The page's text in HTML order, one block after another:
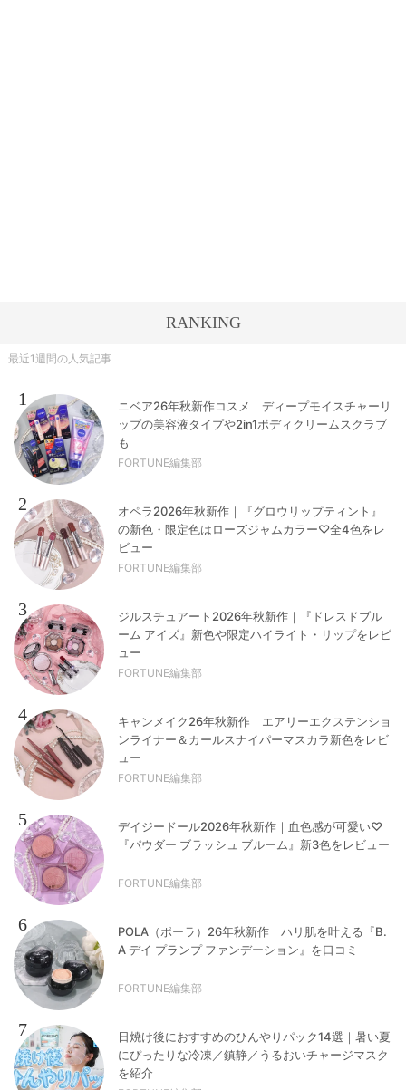
RANKING
最近1週間の人気記事
1
ニベア26年秋新作コスメ｜ディープモイスチャーリ
ップの美容液タイプや2in1ボディクリームスクラブ
も
FORTUNE編集部
2
オペラ2026年秋新作｜『グロウリップティント』
の新色・限定色はローズジャムカラー♡全4色をレ
ビュー
FORTUNE編集部
3
ジルスチュアート2026年秋新作｜『ドレスドブル
ーム アイズ』新色や限定ハイライト・リップをレビ
ュー
FORTUNE編集部
4
キャンメイク26年秋新作｜エアリーエクステンショ
ンライナー＆カールスナイパーマスカラ新色をレビ
ュー
FORTUNE編集部
5
デイジードール2026年秋新作｜血色感が可愛い♡
『パウダー ブラッシュ ブルーム』新3色をレビュー
FORTUNE編集部
6
POLA（ポーラ）26年秋新作｜ハリ肌を叶える『B.
A デイ プランプ ファンデーション』を口コミ
FORTUNE編集部
7
日焼け後におすすめのひんやりパック14選｜暑い夏
にぴったりな冷凍／鎮静／うるおいチャージマスク
を紹介